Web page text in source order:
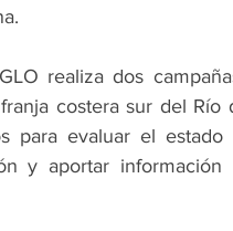
realiza dos
costera sur del
para evaluar el
y aportar